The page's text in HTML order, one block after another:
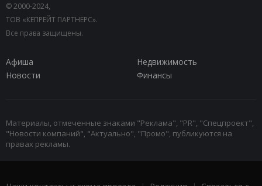
© 2000-2024,
ТОВ «КЕПРЕЙТ ПАРТНЕРС».
Все права защищены.
Афиша
Недвижимость
Новости
Финансы
Материалы, отмеченные знаками "Реклама", "PR", "Спецпроект",
"Новости компаний", "Актуально", "Промо", публикуются на
правах рекламы.